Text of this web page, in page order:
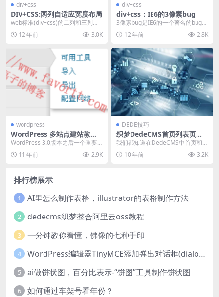
div+css
DIV+CSS:两列自适应宽度布局
web标准(div+css)的二列和三列布
局，将涉及到以下内容和知识点 二
列自适...
12 年前 3.0K
div+css
div+css：IE6的3像素bug
3像素bug是IE6的一个著名的bug，
当浮动元素与非浮动元素相邻时，
这个3像素...
12 年前 2.8K
wordpress
WordPress 多站点建站教程:
开启WordPress多站点功能
WordPress 3.0版本之后一个重要
变化就是对WPMU的核心代码的整
合，意...
11 年前 2.9K
DEDE技巧
织梦DedeCMS首页列表页实
时动态调用文章点击次数的方
法
我们都知道在DedeCMS中首页和列
表页的文章点击次数默认情况下不
是动态调用的，...
10 年前 3.2K
排行榜展示
1 AI里怎么制作表格，illustrator的表格制作方法
2 dedecms织梦整合阿里云oss教程
3 一分钟教你看懂，佛像的七种手印
4 WordPress编辑器TinyMCE添加弹出对话框(dialog)按钮的方法
5 ai做饼状图，百分比表示-“饼图”工具制作饼状图
6 如何通过车架号看年份？